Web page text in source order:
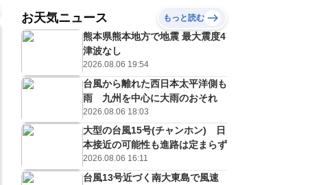
18
ミリ
32
m/s
19
0ミリ
31
2m/s
0ミリ
29
1 m/s
0ミリ
1m/s
0
1m/s
お天気ニュース もっと読む
熊本県熊本地方で地震 最大震度4
津波なし
2026.08.06 19:54
台風から離れた西日本太平洋側も
雨 九州を中心に大雨のおそれ
2026.08.06 18:03
大型の台風15号(チャンホン) 日
本接近の可能性も進路は定まらず
2026.08.06 16:11
台風13号近づく南大東島で風速